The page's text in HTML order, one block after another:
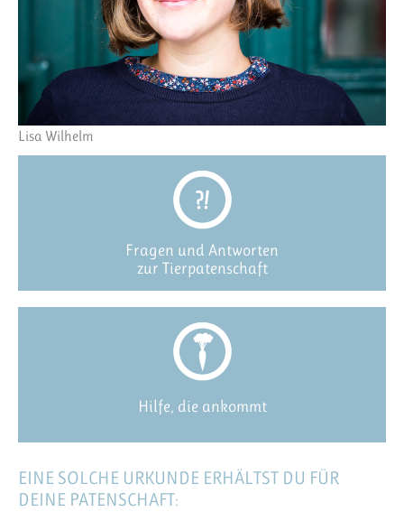
Lisa Wilhelm
Fragen und Antworten
zur Tierpatenschaft
Hilfe, die ankommt
EINE SOLCHE URKUNDE ERHÄLTST DU FÜR
DEINE PATENSCHAFT: